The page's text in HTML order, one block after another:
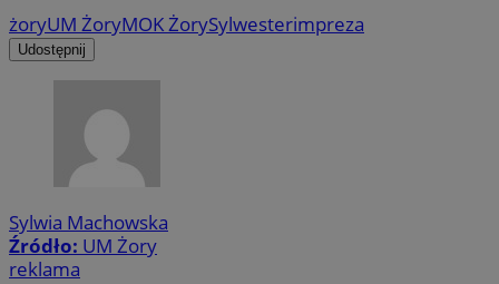
żoryUM ŻoryMOK ŻorySylwesterimpreza
Udostępnij
Sylwia Machowska
Źródło: UM Żory
reklama